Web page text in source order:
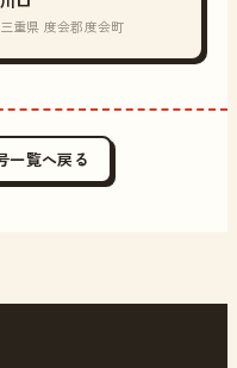
三重県 度会郡度会町
一覧へ戻る